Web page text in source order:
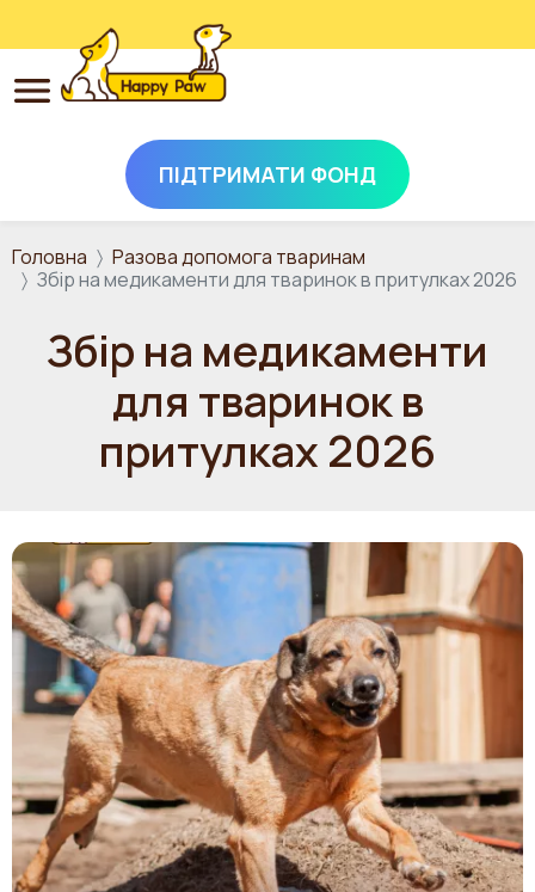
Перейти до основного вмісту
ПІДТРИМАТИ ФОНД
Головна
Разова допомога тваринам
Збір на медикаменти для тваринок в притулках 2026
Збір на медикаменти
для тваринок в
притулках 2026